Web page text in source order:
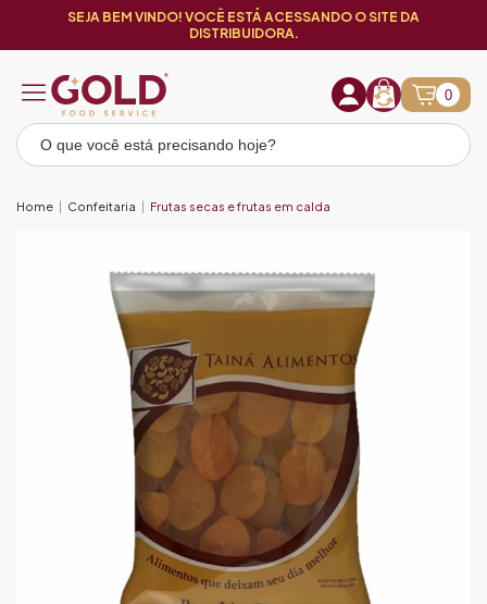
SEJA BEM VINDO! VOCÊ ESTÁ ACESSANDO O SITE DA
DISTRIBUIDORA.
0
Home Confeitaria Frutas secas e frutas em calda